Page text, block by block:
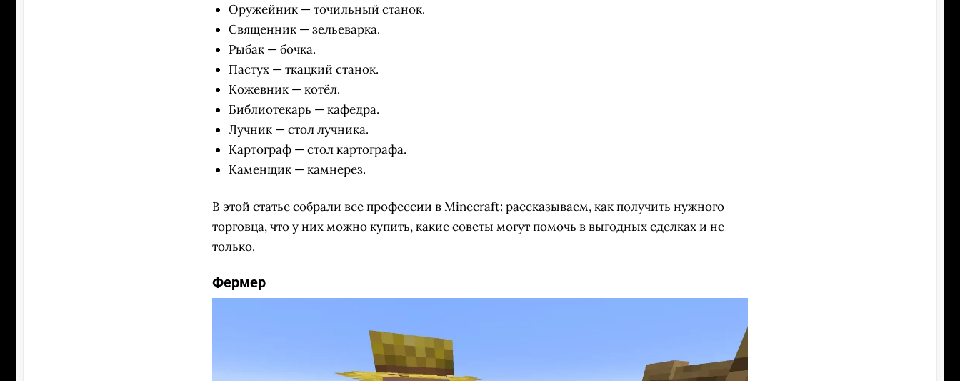
Оружейник — точильный станок.
Священник — зельеварка.
Рыбак — бочка.
Пастух — ткацкий станок.
Кожевник — котёл.
Библиотекарь — кафедра.
Лучник — стол лучника.
Картограф — стол картографа.
Каменщик — камнерез.
В этой статье собрали все профессии в Minecraft: рассказываем, как получить нужного
торговца, что у них можно купить, какие советы могут помочь в выгодных сделках и не
только.
Фермер